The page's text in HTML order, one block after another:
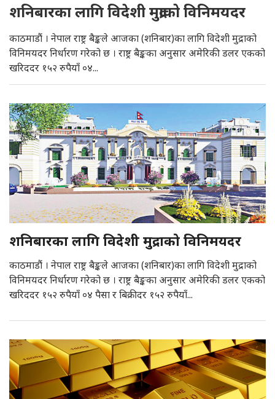
शनिबारका लागि विदेशी मुद्राको विनिमयदर
काठमाडौं । नेपाल राष्ट्र बैङ्कले आजका (शनिबार)का लागि विदेशी मुद्राको
विनिमयदर निर्धारण गरेको छ । राष्ट्र बैङ्कका अनुसार अमेरिकी डलर एकको
खरिददर १५२ रुपैयाँ ०४...
शनिबारका लागि विदेशी मुद्राको विनिमयदर
काठमाडौं । नेपाल राष्ट्र बैङ्कले आजका (शनिबार)का लागि विदेशी मुद्राको
विनिमयदर निर्धारण गरेको छ । राष्ट्र बैङ्कका अनुसार अमेरिकी डलर एकको
खरिददर १५२ रुपैयाँ ०४ पैसा र बिक्रीदर १५२ रुपैयाँ...